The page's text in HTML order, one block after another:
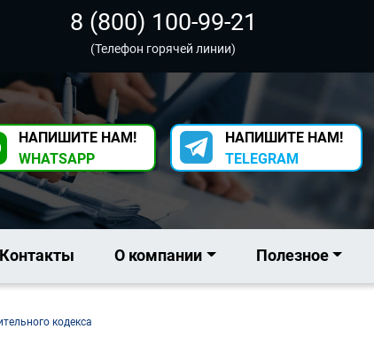
8 (800) 100-99-21
(Телефон горячей линии)
НАПИШИТЕ НАМ!
WHATSAPP
НАПИШИТЕ НАМ!
TELEGRAM
Контакты О компании Полезное
кодекса